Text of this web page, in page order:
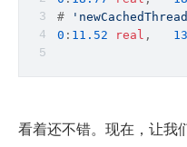
#
0 : 11.52 real ,
看着还不错。现在，让我